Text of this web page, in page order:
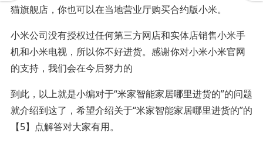
猫旗舰店，你也可以在当地营业厅购买合约版小米。
小米公司没有授权过任何第三方网店和实体店销售小米手
机和小米电视，所以你不好进货。感谢你对小米小米官网
的支持，我们会在今后努力的
到此，以上就是小编对于“米家智能家居哪里进货的”的问题
就介绍到这了，希望介绍关于“米家智能家居哪里进货的”的
【5】点解答对大家有用。